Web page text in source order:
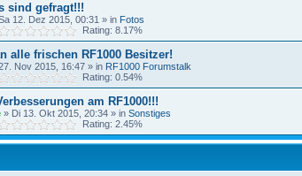
sind gefragt!!!
12. Dez 2015, 00:31 » in Fotos
Rating: 8.17%
alle frischen RF1000 Besitzer!
Nov 2015, 16:47 » in RF1000 Forumstalk
Rating: 0.54%
am RF1000!!!
» Di 13. Okt 2015, 20:34 » in Sonstiges
Rating: 2.45%